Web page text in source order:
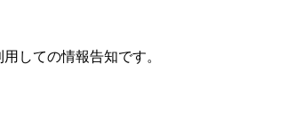
しての情報告知です。